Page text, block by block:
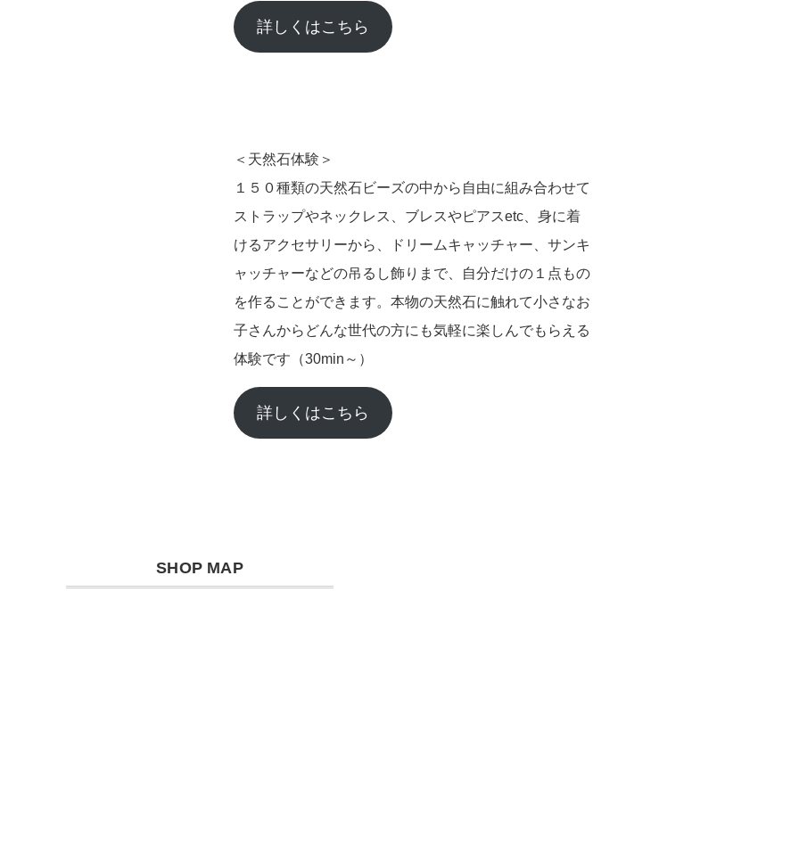
詳しくはこちら
＜天然石体験＞
１５０種類の天然石ビーズの中から自由に組み合わせて
ストラップやネックレス、ブレスやピアスetc、身に着
けるアクセサリーから、ドリームキャッチャー、サンキ
ャッチャーなどの吊るし飾りまで、自分だけの１点もの
を作ることができます。本物の天然石に触れて小さなお
子さんからどんな世代の方にも気軽に楽しんでもらえる
体験です（30min～）
詳しくはこちら
SHOP MAP